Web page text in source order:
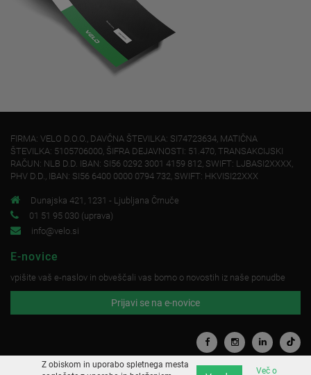
FIRMA: VELO D.O.O., DAVČNA ŠTEVILKA: SI74723634, MATIČNA
ŠTEVILKA: 5105706000, ŠIFRA DEJAVNOSTI: 51.470, TRANSAKCIJSKI
RAČUN: NLB D.D. IBAN: SI56 0292 3001 4159 812, SWIFT: LJBASI2XXXX,
PHV D.D., IBAN: SI56 6400 0000 0794 732, SWIFT: HKVISI22XXX
Dunajska 421, 1231 - Ljubljana Črnuče
01 51 95 030 (uprava)
info@velo.si
E-novice
vpišite vaš e-naslov in obveščali vas bomo o novostih iz naše ponudbe
Prijavi se na e-novice
Z obiskom in uporabo spletnega mesta
Več o